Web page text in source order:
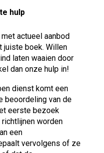
hulp
actueel aanbod
juiste boek. Willen
laten waaien door
dan onze hulp in!
dienst komt een
beoordeling van de
eerste bezoek
worden
een
vervolgens of ze